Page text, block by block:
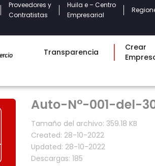
Proveedores y
Contratistas
Huila e – Centro
Empresarial
Transparencia
Crear
Auto-N°-001-del-
Tamaño del archivo: 359.18 KB
Created: 28-10-2022
Updated: 28-10-2022
Descargas: 185